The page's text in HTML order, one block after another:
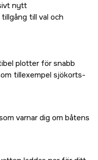
nytt
till val och
plotter för snabb
tillexempel sjökorts-
varnar dig om båtens